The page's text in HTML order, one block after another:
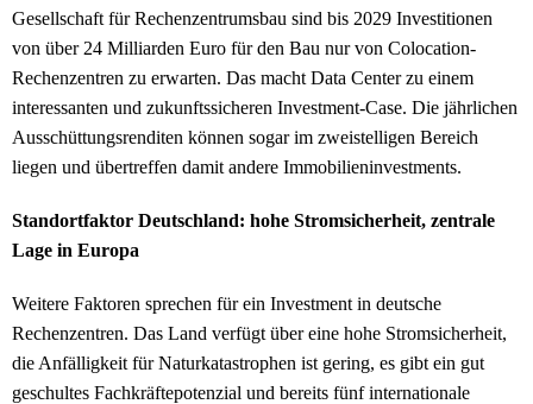
Gesellschaft für Rechenzentrumsbau sind bis 2029 Investitionen
von über 24 Milliarden Euro für den Bau nur von Colocation-
Rechenzentren zu erwarten. Das macht Data Center zu einem
interessanten und zukunftssicheren Investment-Case. Die jährlichen
Ausschüttungsrenditen können sogar im zweistelligen Bereich
liegen und übertreffen damit andere Immobilieninvestments.
Standortfaktor Deutschland: hohe Stromsicherheit, zentrale
Lage in Europa
Weitere Faktoren sprechen für ein Investment in deutsche
Rechenzentren. Das Land verfügt über eine hohe Stromsicherheit,
die Anfälligkeit für Naturkatastrophen ist gering, es gibt ein gut
geschultes Fachkräftepotenzial und bereits fünf internationale